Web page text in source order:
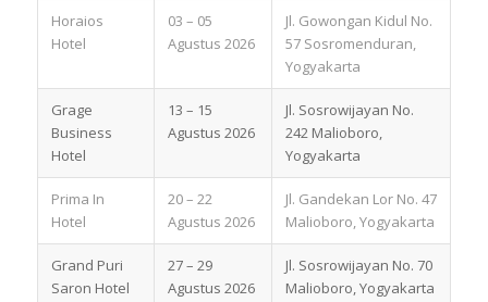
Horaios
Hotel
03 – 05
Agustus 2026
Jl. Gowongan Kidul No.
57 Sosromenduran,
Yogyakarta
Grage
Business
Hotel
13 – 15
Agustus 2026
Jl. Sosrowijayan No.
242 Malioboro,
Yogyakarta
Prima In
Hotel
20 – 22
Agustus 2026
Jl. Gandekan Lor No. 47
Malioboro, Yogyakarta
Grand Puri
Saron Hotel
27 – 29
Agustus 2026
Jl. Sosrowijayan No. 70
Malioboro, Yogyakarta